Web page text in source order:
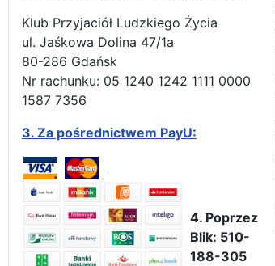
Klub Przyjaciół Ludzkiego Życia
ul. Jaśkowa Dolina 47/1a
80-286 Gdańsk
Nr rachunku: 05 1240 1242 1111 0000
1587 7356
3. Za pośrednictwem PayU:
4. Poprzez
Blik: 510-
188-305